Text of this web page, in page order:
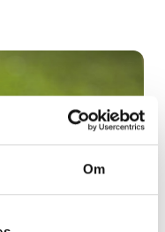
Om